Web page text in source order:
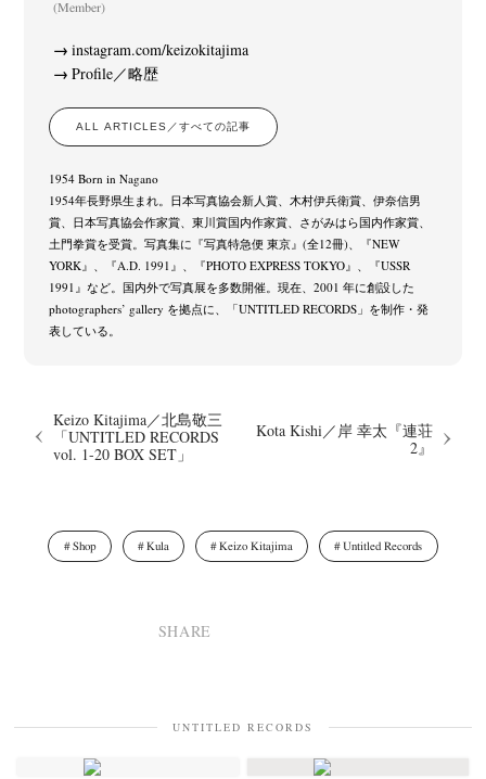
(Member)
instagram.com/keizokitajima
Profile／略歴
ALL ARTICLES／すべての記事
1954 Born in Nagano
1954年長野県生まれ。日本写真協会新人賞、木村伊兵衛賞、伊奈信男
賞、日本写真協会作家賞、東川賞国内作家賞、さがみはら国内作家賞、
土門拳賞を受賞。写真集に『写真特急便 東京』(全12冊)、『NEW
YORK』、『A.D. 1991』、『PHOTO EXPRESS TOKYO』、『USSR
1991』など。国内外で写真展を多数開催。現在、2001 年に創設した
photographers’ gallery を拠点に、「UNTITLED RECORDS」を制作・発
表している。
Keizo Kitajima／北島敬三
「UNTITLED RECORDS
vol. 1-20 BOX SET」
Kota Kishi／岸 幸太『連荘
2』
Shop Kula Keizo Kitajima Untitled Records
SHARE
UNTITLED RECORDS